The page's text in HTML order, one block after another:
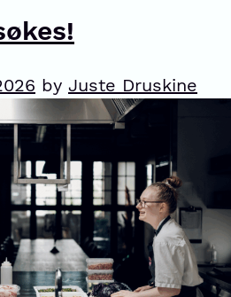
by Juste Druskine